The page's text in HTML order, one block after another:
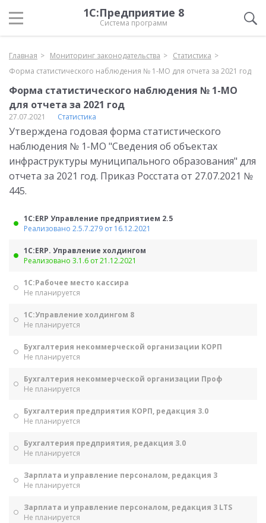
1С:Предприятие 8
Система программ
Главная Мониторинг законодательства
Статистика
Форма статистического наблюдения № 1-МО для отчета за 2021 год
Форма статистического наблюдения № 1-МО
для отчета за 2021 год
27.07.2021 Статистика
Утверждена годовая форма статистического
наблюдения № 1-МО "Сведения об объектах
инфраструктуры муниципального образования" для
отчета за 2021 год. Приказ Росстата от 27.07.2021 №
445.
1С:ERP Управление предприятием 2.5
Реализовано 2.5.7.279 от 16.12.2021
1С:ERP. Управление холдингом
Реализовано 3.1.6 от 21.12.2021
1С:Рабочее место кассира
Не планируется
1С:Управление холдингом 8
Не планируется
Бухгалтерия некоммерческой организации КОРП
Не планируется
Бухгалтерия некоммерческой организации Проф
Не планируется
Бухгалтерия предприятия КОРП, редакция 3.0
Не планируется
Бухгалтерия предприятия, редакция 3.0
Не планируется
Зарплата и управление персоналом, редакция 3
Не планируется
Зарплата и управление персоналом, редакция 3 LTS
Не планируется